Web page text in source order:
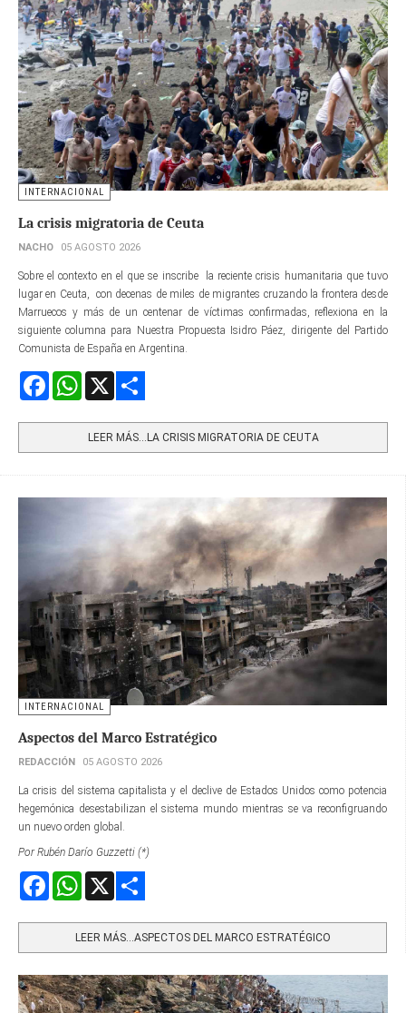
INTERNACIONAL
La crisis migratoria de Ceuta
NACHO 05 AGOSTO 2026
Sobre el contexto en el que se inscribe la reciente crisis humanitaria que tuvo
lugar en Ceuta, con decenas de miles de migrantes cruzando la frontera desde
Marruecos y más de un centenar de víctimas confirmadas, reflexiona en la
siguiente columna para Nuestra Propuesta Isidro Páez, dirigente del Partido
Comunista de España en Argentina.
FacebookWhatsApp
LEER MÁS…LA CRISIS MIGRATORIA DE CEUTA
INTERNACIONAL
Aspectos del Marco Estratégico
REDACCIÓN 05 AGOSTO 2026
La crisis del sistema capitalista y el declive de Estados Unidos como potencia
hegemónica desestabilizan el sistema mundo mientras se va reconfigruando
un nuevo orden global.
Por Rubén Darío Guzzetti (*)
FacebookWhatsApp
LEER MÁS…ASPECTOS DEL MARCO ESTRATÉGICO